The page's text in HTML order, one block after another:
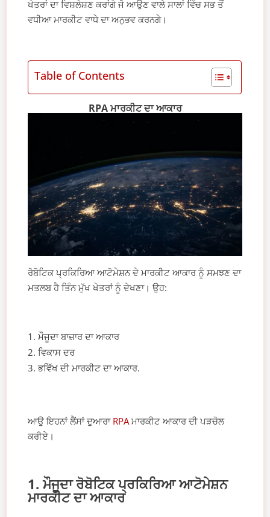
ਖੇਤਰਾਂ ਦਾ ਵਿਸ਼ਲੇਸ਼ਣ ਕਰਾਂਗੇ ਜੋ ਆਉਣ ਵਾਲੇ ਸਾਲਾਂ ਵਿੱਚ ਸਭ ਤੋਂ
ਵਧੀਆ ਮਾਰਕੀਟ ਵਾਧੇ ਦਾ ਅਨੁਭਵ ਕਰਨਗੇ।
Table of Contents
RPA ਮਾਰਕੀਟ ਦਾ ਆਕਾਰ
ਰੋਬੋਟਿਕ ਪ੍ਰਕਿਰਿਆ ਆਟੋਮੇਸ਼ਨ ਦੇ ਮਾਰਕੀਟ ਆਕਾਰ ਨੂੰ ਸਮਝਣ ਦਾ
ਮਤਲਬ ਹੈ ਤਿੰਨ ਮੁੱਖ ਖੇਤਰਾਂ ਨੂੰ ਦੇਖਣਾ। ਉਹ:
ਮੌਜੂਦਾ ਬਾਜ਼ਾਰ ਦਾ ਆਕਾਰ
ਵਿਕਾਸ ਦਰ
ਭਵਿੱਖ ਦੀ ਮਾਰਕੀਟ ਦਾ ਆਕਾਰ.
ਆਉ ਇਹਨਾਂ ਲੈਂਸਾਂ ਦੁਆਰਾ RPAਮਾਰਕੀਟ ਆਕਾਰ ਦੀ ਪੜਚੋਲ
ਕਰੀਏ।
1. ਮੌਜੂਦਾ ਰੋਬੋਟਿਕ ਪ੍ਰਕਿਰਿਆ ਆਟੋਮੇਸ਼ਨ
ਮਾਰਕੀਟ ਦਾ ਆਕਾਰ